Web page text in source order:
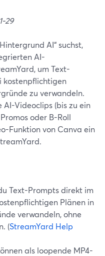
29
AI“ suchst,
AI-
um Text-
kostenpflichtigen
zu verwandeln.
Videoclips (bis zu ein
oder B-Roll
Funktion von Canva ein
Text-Prompts direkt im
Plänen in
verwandeln, ohne
(StreamYard Help
als loopende MP4-